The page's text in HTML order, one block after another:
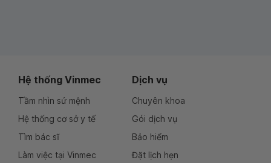
Hệ thống Vinmec
Tầm nhìn sứ mệnh
Hệ thống cơ sở y tế
Tìm bác sĩ
Làm việc tại Vinmec
Dịch vụ
Chuyên khoa
Gói dịch vụ
Bảo hiểm
Đặt lịch hẹn